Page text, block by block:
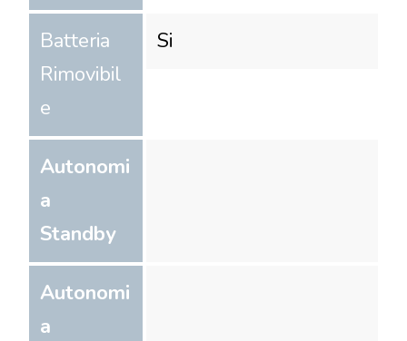
Batteria
Rimovibil
e
Si
Autonomi
a
Standby
Autonomi
a